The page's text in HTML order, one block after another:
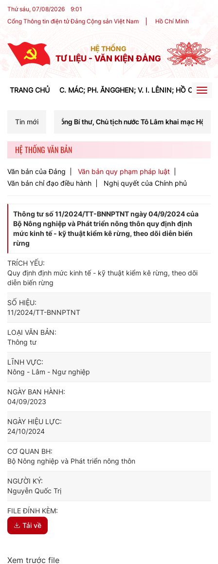
Thứ sáu, 07/08/2026 9:01
Cổng Thông tin điện tử Đảng Cộng sản Việt Nam
Hồ Chí Minh
HỆ THỐNG
TƯ LIỆU - VĂN KIỆN ĐẢNG
TRANG CHỦ C. MÁC; PH. ĂNGGHEN; V. I. LÊNIN; HỒ CHÍ
Tin mới
Bí thư, Chủ tịch nước Tô Lâm khai mạc Hội nghị Trung ương lần
HỆ THỐNG VĂN BẢN
Văn bản của Đảng
Văn bản quy phạm pháp luật
Văn bản chỉ đạo điều hành
Nghị quyết của Chính phủ
Thông tư số 11/2024/TT-BNNPTNT ngày 04/9/2024 của
Bộ Nông nghiệp và Phát triển nông thôn quy định định
mức kinh tế - kỹ thuật kiểm kê rừng, theo dõi diễn biến
rừng
TRÍCH YẾU:
Quy định định mức kinh tế - kỹ thuật kiểm kê rừng, theo dõi
diễn biến rừng
SỐ HIỆU:
11/2024/TT-BNNPTNT
LOẠI VĂN BẢN:
Thông tư
LĨNH VỰC:
Nông - Lâm - Ngư nghiệp
NGÀY BAN HÀNH:
04/09/2023
NGÀY HIỆU LỰC:
24/10/2024
CƠ QUAN BH:
Bộ Nông nghiệp và Phát triển nông thôn
NGƯỜI KÝ:
Nguyễn Quốc Trị
FILE ĐÍNH KÈM:
Tải về
Xem trước file